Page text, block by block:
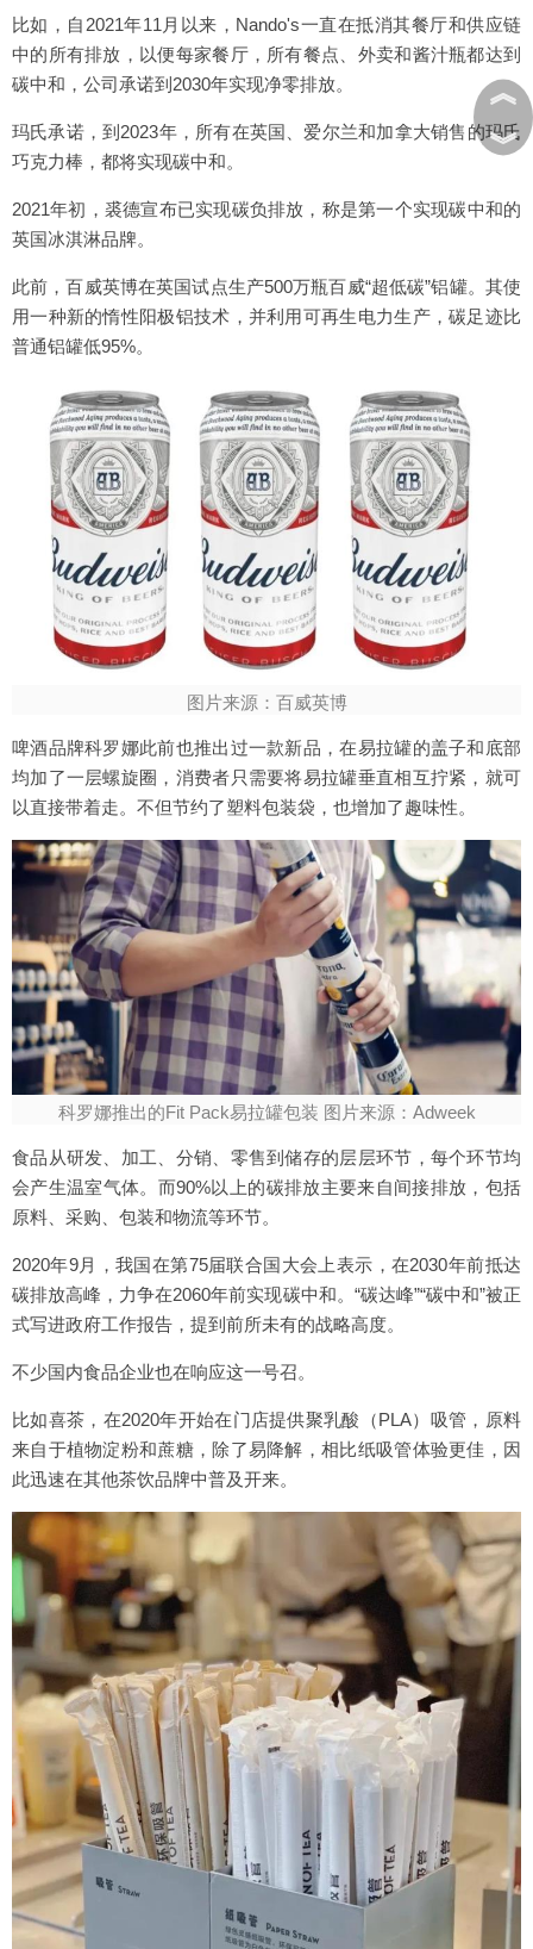
比如，自2021年11月以来，Nando's一直在抵消其餐厅和供应链
中的所有排放，以便每家餐厅，所有餐点、外卖和酱汁瓶都达到
碳中和，公司承诺到2030年实现净零排放。
玛氏承诺，到2023年，所有在英国、爱尔兰和加拿大销售的玛氏
巧克力棒，都将实现碳中和。
2021年初，裘德宣布已实现碳负排放，称是第一个实现碳中和的
英国冰淇淋品牌。
此前，百威英博在英国试点生产500万瓶百威“超低碳”铝罐。其使
用一种新的惰性阳极铝技术，并利用可再生电力生产，碳足迹比
普通铝罐低95%。
图片来源：百威英博
啤酒品牌科罗娜此前也推出过一款新品，在易拉罐的盖子和底部
均加了一层螺旋圈，消费者只需要将易拉罐垂直相互拧紧，就可
以直接带着走。不但节约了塑料包装袋，也增加了趣味性。
科罗娜推出的Fit Pack易拉罐包装 图片来源：Adweek
食品从研发、加工、分销、零售到储存的层层环节，每个环节均
会产生温室气体。而90%以上的碳排放主要来自间接排放，包括
原料、采购、包装和物流等环节。
2020年9月，我国在第75届联合国大会上表示，在2030年前抵达
碳排放高峰，力争在2060年前实现碳中和。“碳达峰”“碳中和”被正
式写进政府工作报告，提到前所未有的战略高度。
不少国内食品企业也在响应这一号召。
比如喜茶，在2020年开始在门店提供聚乳酸（PLA）吸管，原料
来自于植物淀粉和蔗糖，除了易降解，相比纸吸管体验更佳，因
此迅速在其他茶饮品牌中普及开来。
︽
︾